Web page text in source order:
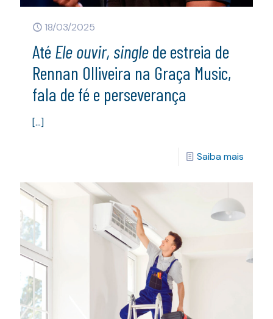
18/03/2025
AtéEle ouvir, singlede estreia de
Rennan Olliveira na Graça Music,
fala de fé e perseverança
[…]
Saiba mais